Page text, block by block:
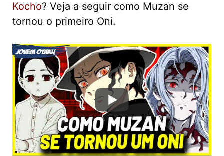
Kocho? Veja a seguir como Muzan se
tornou o primeiro Oni.